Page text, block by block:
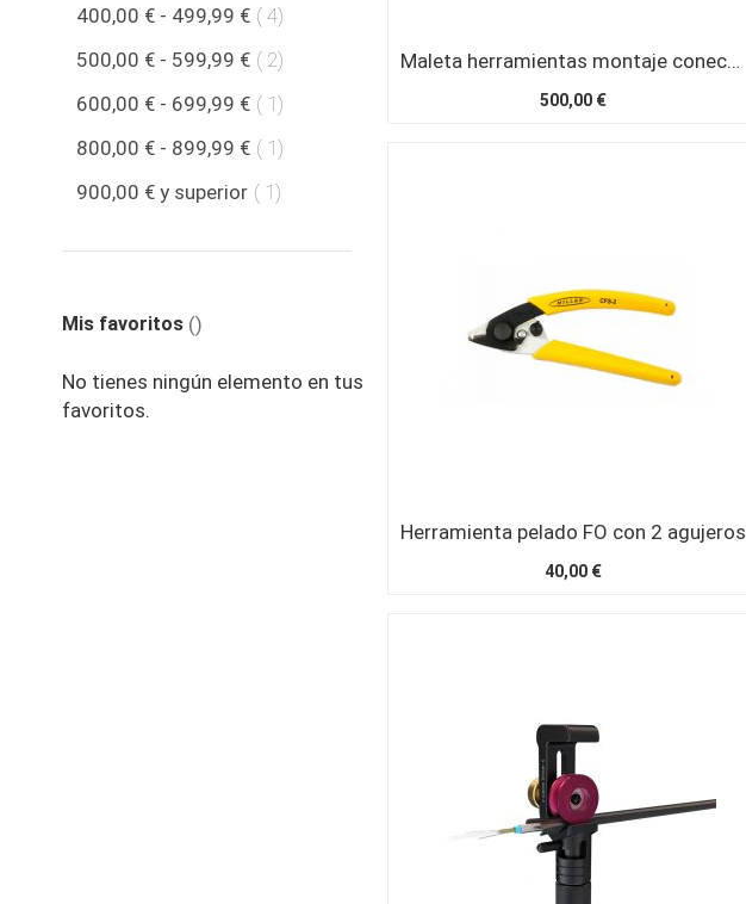
400,00 € - 499,99 € 4producto
500,00 € - 599,99 € 2producto
600,00 € - 699,99 € 1producto
800,00 € - 899,99 € 1producto
900,00 € y superior 1producto
Maleta herramientas montaje conectores prepulidos sin cortadora
500,00 €
Herramienta pelado FO con 2 agujeros
40,00 €
Mis favoritos
No tienes ningún elemento en tus
favoritos.